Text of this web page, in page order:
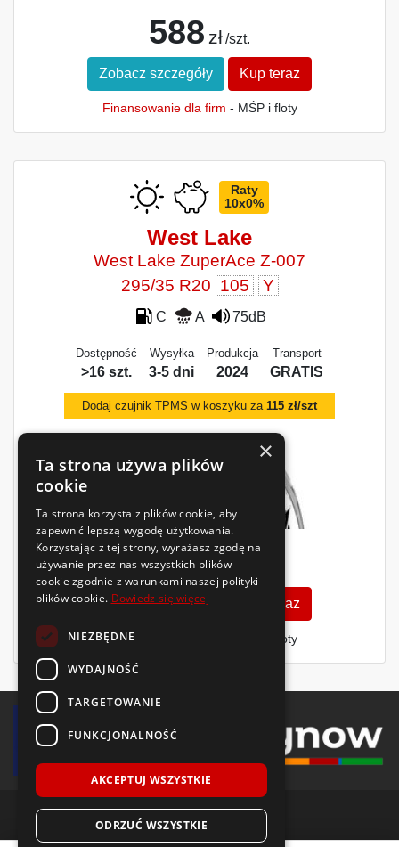
588 zł /szt.
Zobacz szczegóły Kup teraz
Finansowanie dla firm - MŚP i floty
Raty
10x0%
West Lake
West Lake ZuperAce Z-007
295/35 R20 105 Y
C A 75dB
Dostępność
>16 szt.
Wysyłka
3-5 dni
Produkcja
2024
Transport
GRATIS
Dodaj czujnik TPMS w koszyku za 115 zł/szt
647 zł/szt.
Zobacz szczegóły Kup teraz
Finansowanie dla firm - MŚP i floty
×
Ta strona używa plików
cookie
Ta strona korzysta z plików cookie, aby
zapewnić lepszą wygodę użytkowania.
Korzystając z tej strony, wyrażasz zgodę na
używanie przez nas wszystkich plików
cookie zgodnie z warunkami naszej polityki
plików cookie. Dowiedz się więcej
NIEZBĘDNE
WYDAJNOŚĆ
TARGETOWANIE
FUNKCJONALNOŚĆ
AKCEPTUJ WSZYSTKIE
ODRZUĆ WSZYSTKIE